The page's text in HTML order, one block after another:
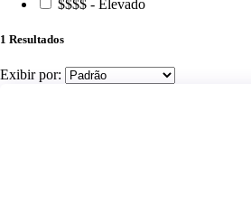
$$$$ - Elevado
1 Resultados
Exibir por: